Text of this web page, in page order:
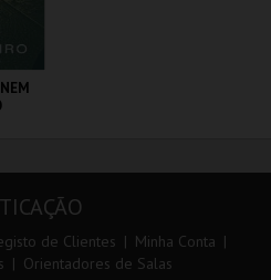
de Clientes
Minha Conta
Orientadores de Salas